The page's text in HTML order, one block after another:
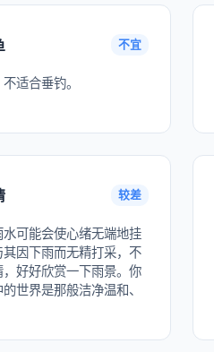
不宜
适合垂钓。
较差
可能会使心绪无端地挂
其因下雨而无精打采，不
好好欣赏一下雨景。你
世界是那般洁净温和、